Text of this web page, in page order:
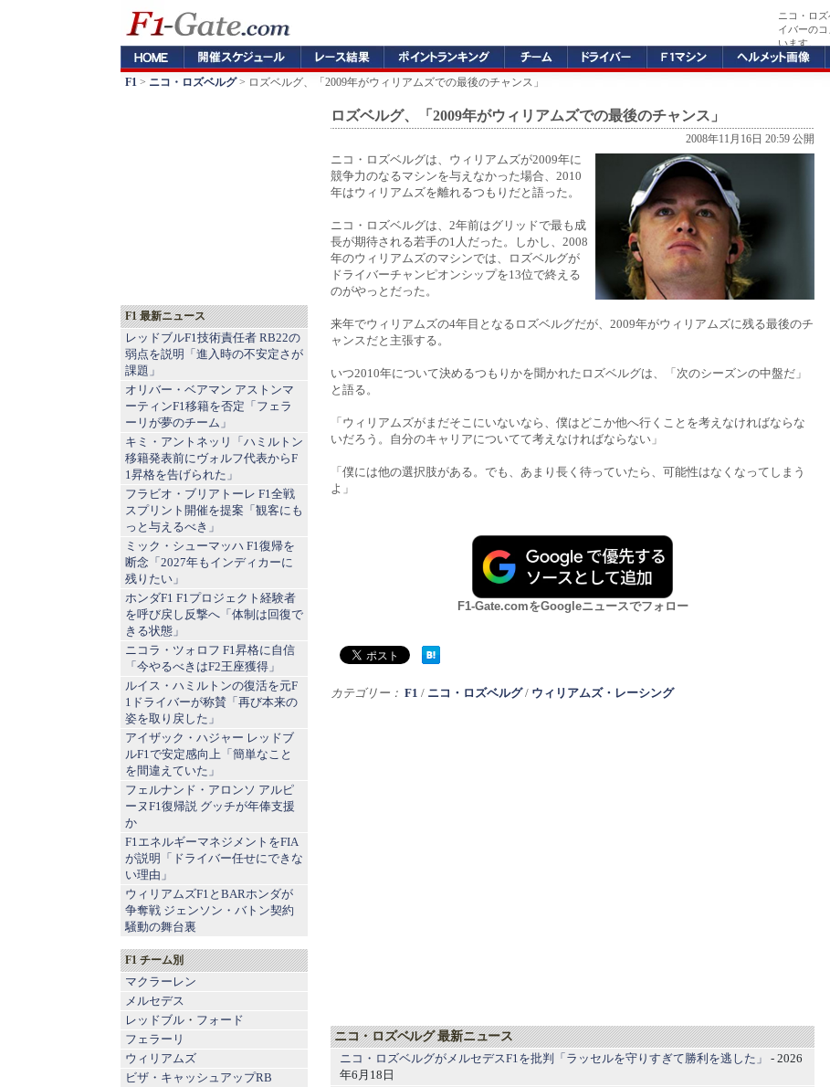
ニコ・ロ
イバーの
います。
F1 > ニコ・ロズベルグ> ロズベルグ、「2009年がウィリアムズでの最後のチャンス」
ロズベルグ、「2009年がウィリアムズでの最後のチャンス」
2008年11月16日 20:59 公開
ニコ・ロズベルグは、ウィリアムズが2009年に
競争力のなるマシンを与えなかった場合、2010
年はウィリアムズを離れるつもりだと語った。
ニコ・ロズベルグは、2年前はグリッドで最も成
長が期待される若手の1人だった。しかし、2008
年のウィリアムズのマシンでは、ロズベルグが
ドライバーチャンピオンシップを13位で終える
のがやっとだった。
来年でウィリアムズの4年目となるロズベルグだが、2009年がウィリアムズに残る最後のチ
ャンスだと主張する。
いつ2010年について決めるつもりかを聞かれたロズベルグは、「次のシーズンの中盤だ」
と語る。
「ウィリアムズがまだそこにいないなら、僕はどこか他へ行くことを考えなければならな
いだろう。自分のキャリアについてて考えなければならない」
「僕には他の選択肢がある。でも、あまり長く待っていたら、可能性はなくなってしまう
よ」
F1-Gate.comをGoogleニュースでフォロー
カテゴリー： F1 / ニコ・ロズベルグ/ ウィリアムズ・レーシング
ニコ・ロズベルグ 最新ニュース
ニコ・ロズベルグがメルセデスF1を批判「ラッセルを守りすぎて勝利を逃した」
- 2026
年6月18日
F1 最新ニュース
レッドブルF1技術責任者 RB22の
弱点を説明「進入時の不安定さが
課題」
オリバー・ベアマン アストンマ
ーティンF1移籍を否定「フェラ
ーリが夢のチーム」
キミ・アントネッリ「ハミルトン
移籍発表前にヴォルフ代表からF
1昇格を告げられた」
フラビオ・ブリアトーレ F1全戦
スプリント開催を提案「観客にも
っと与えるべき」
ミック・シューマッハ F1復帰を
断念「2027年もインディカーに
残りたい」
ホンダF1 F1プロジェクト経験者
を呼び戻し反撃へ「体制は回復で
きる状態」
ニコラ・ツォロフ F1昇格に自信
「今やるべきはF2王座獲得」
ルイス・ハミルトンの復活を元F
1ドライバーが称賛「再び本来の
姿を取り戻した」
アイザック・ハジャー レッドブ
ルF1で安定感向上「簡単なこと
を間違えていた」
フェルナンド・アロンソ アルピ
ーヌF1復帰説 グッチが年俸支援
か
F1エネルギーマネジメントをFIA
が説明「ドライバー任せにできな
い理由」
ウィリアムズF1とBARホンダが
争奪戦 ジェンソン・バトン契約
騒動の舞台裏
F1 チーム別
マクラーレン
メルセデス
レッドブル ・ フォード
フェラーリ
ウィリアムズ
ビザ・キャッシュアップRB